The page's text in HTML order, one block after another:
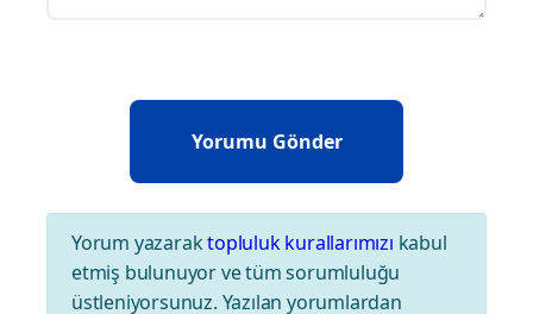
Yorum yazaraktopluluk kurallarımızı kabul
etmiş bulunuyor ve tüm sorumluluğu
üstleniyorsunuz. Yazılan yorumlardan